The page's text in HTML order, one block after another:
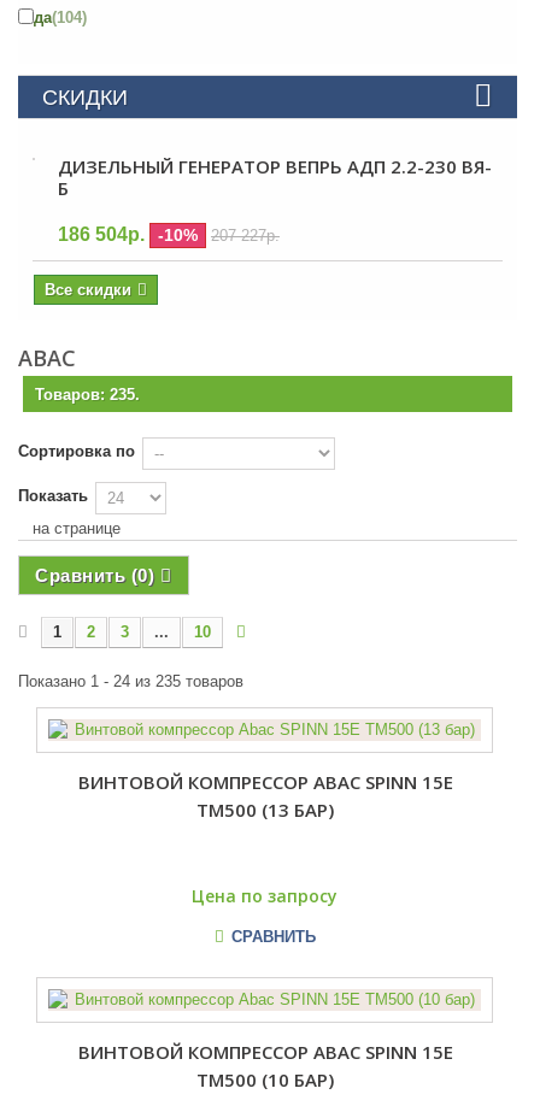
да(104)
СКИДКИ
ДИЗЕЛЬНЫЙ ГЕНЕРАТОР ВЕПРЬ АДП 2.2-230 ВЯ-
Б
186 504р. -10% 207 227р.
Все скидки
ABAC
Товаров: 235.
Сортировка по
Показать
на странице
Сравнить (0)
1 2 3 ... 10
Показано 1 - 24 из 235 товаров
ВИНТОВОЙ КОМПРЕССОР ABAC SPINN 15E
TM500 (13 БАР)
Цена по запросу
СРАВНИТЬ
ВИНТОВОЙ КОМПРЕССОР ABAC SPINN 15E
TM500 (10 БАР)